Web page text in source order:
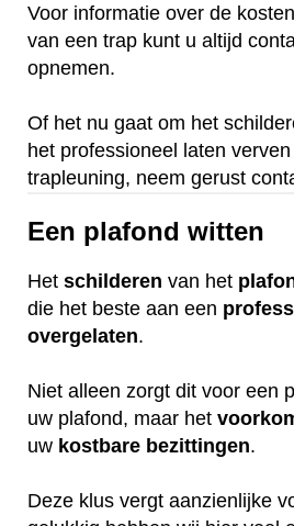
Voor informatie over de
van een trap kunt u altijd
opnemen.
Of het nu gaat om het
het professioneel laten
trapleuning, neem gerust
Een plafond witten
Het schilderen van het
die het beste aan een
overgelaten.
Niet alleen zorgt dit voor een
uw plafond, maar het
uw kostbare bezittingen.
Deze klus vergt aanzienlijke